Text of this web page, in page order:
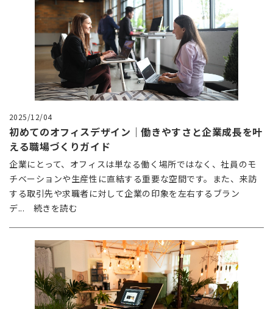
2025/12/04
初めてのオフィスデザイン｜働きやすさと企業成長を叶
える職場づくりガイド
企業にとって、オフィスは単なる働く場所ではなく、社員のモ
チベーションや生産性に直結する重要な空間です。また、来訪
する取引先や求職者に対して企業の印象を左右するブラン
デ... 続きを読む